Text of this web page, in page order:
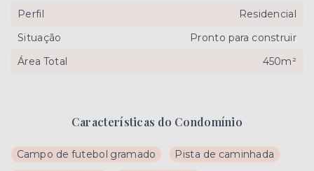
Características do Condomínio
Campo de futebol gramado
Pista de caminhada
Perfil
Residencial
Situação
Pronto para construir
Área Total
450m²